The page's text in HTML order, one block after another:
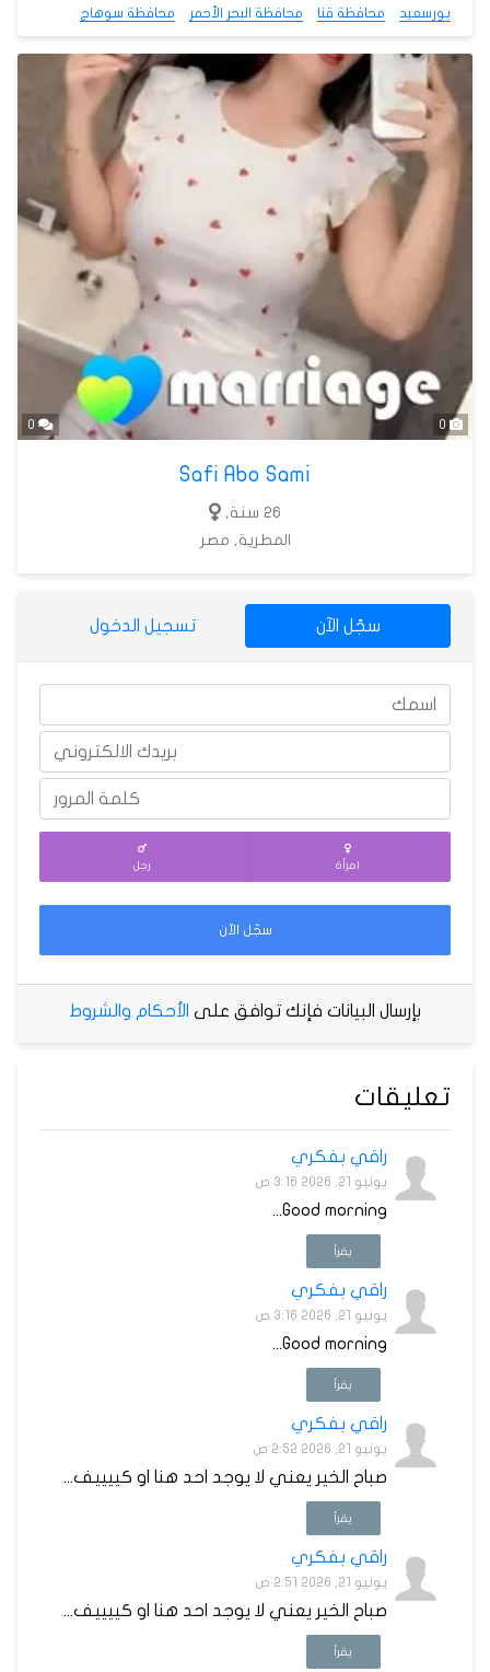
بورسعيد
محافظة قنا محافظة البحر الأحمر محافظة سوهاج
Safi Abo Sami
26 سنة,
المطرية, مصر
سجّل الآن تسجيل الدخول
امرأة رجل
سجّل الآن
بإرسال البيانات فإنك توافق على الأحكام والشروط
تعليقات
راقي بفكري
يونيو 21, 2026 3:16 ص
Good morning...
يقرأ
راقي بفكري
يونيو 21, 2026 3:16 ص
Good morning...
يقرأ
راقي بفكري
يونيو 21, 2026 2:52 ص
صباح الخير يعني لا يوجد احد هنا او كييييف...
يقرأ
راقي بفكري
يونيو 21, 2026 2:51 ص
صباح الخير يعني لا يوجد احد هنا او كييييف...
يقرأ